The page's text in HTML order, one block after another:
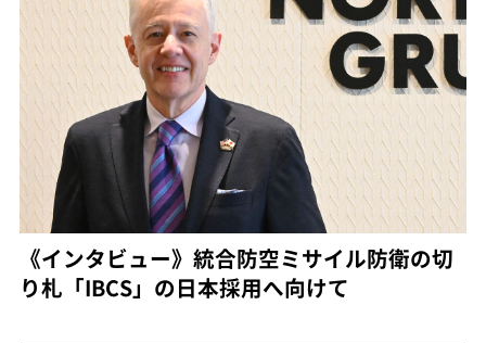
《インタビュー》統合防空ミサイル防衛の切
り札「IBCS」の日本採用へ向けて